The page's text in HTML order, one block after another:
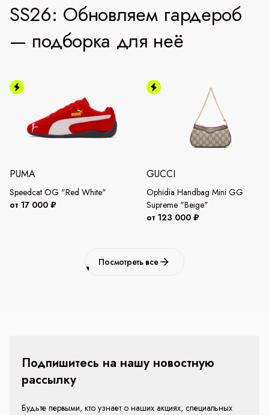
SS26: Обновляем гардероб
— подборка для неё
PUMA
Speedcat OG "Red White"
от 17 000 ₽
GUCCI
Ophidia Handbag Mini GG
Supreme "Beige"
от 123 000 ₽
Посмотреть все
Подпишитесь на нашу новостную
рассылку
Будьте первыми, кто узнает о наших акциях, специальных